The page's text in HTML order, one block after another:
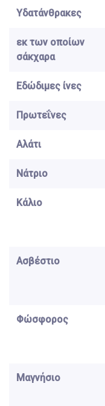
Υδατάνθρακες
εκ των οποίων
σάκχαρα
Εδώδιμες ίνες
Πρωτεΐνες
Αλάτι
Νάτριο
Κάλιο
Ασβέστιο
Φώσφορος
Μαγνήσιο